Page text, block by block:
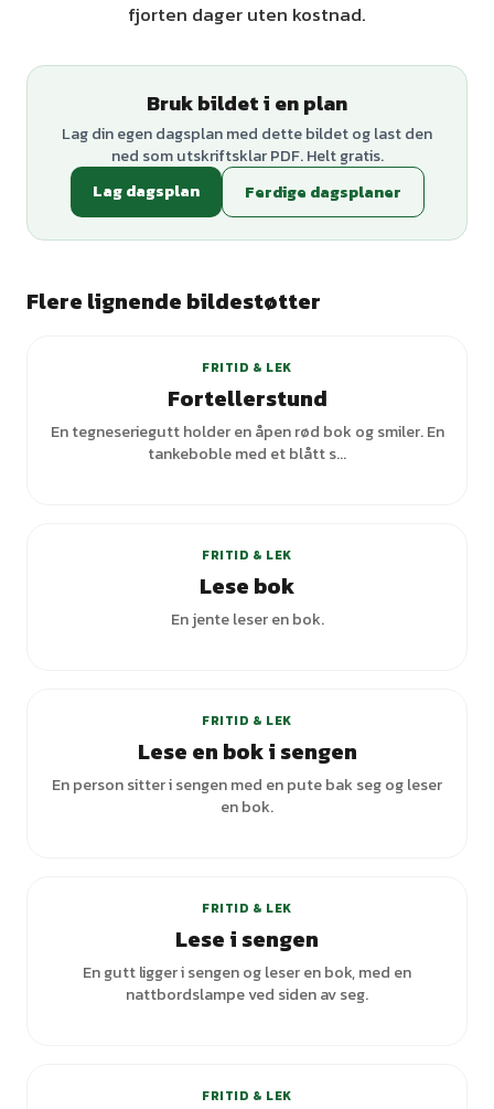
fjorten dager uten kostnad.
Bruk bildet i en plan
Lag din egen dagsplan med dette bildet og last den
ned som utskriftsklar PDF. Helt gratis.
Lag dagsplan
Ferdige dagsplaner
Flere lignende bildestøtter
FRITID & LEK
Fortellerstund
En tegneseriegutt holder en åpen rød bok og smiler. En
tankeboble med et blått s...
FRITID & LEK
Lese bok
En jente leser en bok.
FRITID & LEK
Lese en bok i sengen
En person sitter i sengen med en pute bak seg og leser
en bok.
FRITID & LEK
Lese i sengen
En gutt ligger i sengen og leser en bok, med en
nattbordslampe ved siden av seg.
FRITID & LEK